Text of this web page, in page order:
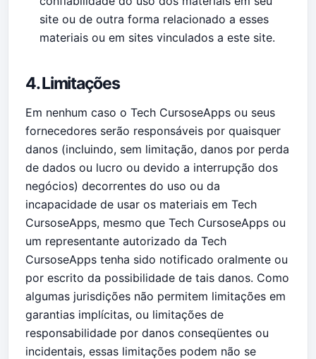
site ou de outra forma relacionado a esses
materiais ou em sites vinculados a este site.
4. Limitações
Em nenhum caso o Tech CursoseApps ou seus
fornecedores serão responsáveis ​​por quaisquer
danos (incluindo, sem limitação, danos por perda
de dados ou lucro ou devido a interrupção dos
negócios) decorrentes do uso ou da
incapacidade de usar os materiais em Tech
CursoseApps, mesmo que Tech CursoseApps ou
um representante autorizado da Tech
CursoseApps tenha sido notificado oralmente ou
por escrito da possibilidade de tais danos. Como
algumas jurisdições não permitem limitações em
garantias implícitas, ou limitações de
responsabilidade por danos conseqüentes ou
incidentais, essas limitações podem não se